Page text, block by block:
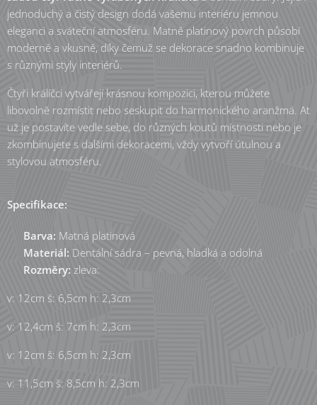
jednoduchý a čistý design dodá vašemu interiéru jemnou
eleganci a sváteční atmosféru. Matně platinový povrch působí
moderně a vkusně, díky čemuž se dekorace snadno kombinuje
s různými styly interiérů.
Čtyři králíčci vytvářejí krásnou kompozici, kterou můžete
libovolně rozmístit nebo seskupit do harmonického aranžmá. Ať
už je postavíte vedle sebe, do různých koutů místnosti nebo je
zkombinujete s dalšími dekoracemi, vždy vytvoří útulnou a
stylovou atmosféru.
Specifikace:
Barva: Matná platinová
Materiál: Dentální sádra – pevná, hladká a odolná
Rozměry: zleva:
v: 12cm š: 6,5cm h: 2,3cm
v: 12,4cm š: 7cm h: 2,3cm
v: 12cm š: 6,5cm h: 2,3cm
v: 11,5cm š: 8,5cm h: 2,3cm